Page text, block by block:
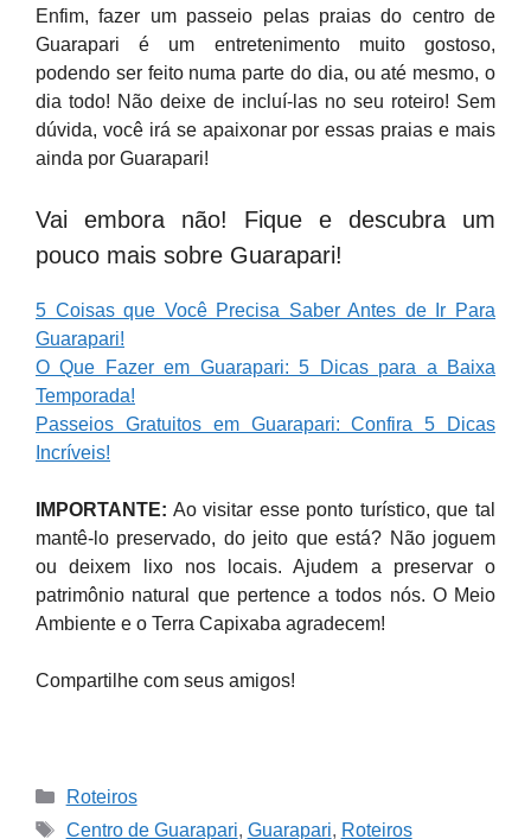
Enfim, fazer um passeio pelas praias do centro de
Guarapari é um entretenimento muito gostoso,
podendo ser feito numa parte do dia, ou até mesmo, o
dia todo! Não deixe de incluí-las no seu roteiro! Sem
dúvida, você irá se apaixonar por essas praias e mais
ainda por Guarapari!
Vai embora não! Fique e descubra um
pouco mais sobre Guarapari!
5 Coisas que Você Precisa Saber Antes de Ir Para
Guarapari!
O Que Fazer em Guarapari: 5 Dicas para a Baixa
Temporada!
Passeios Gratuitos em Guarapari: Confira 5 Dicas
Incríveis!
IMPORTANTE: Ao visitar esse ponto turístico, que tal
mantê-lo preservado, do jeito que está? Não joguem
ou deixem lixo nos locais. Ajudem a preservar o
patrimônio natural que pertence a todos nós. O Meio
Ambiente e o Terra Capixaba agradecem!
Compartilhe com seus amigos!
Categories
Roteiros
Tags
Centro de Guarapari, Guarapari, Roteiros